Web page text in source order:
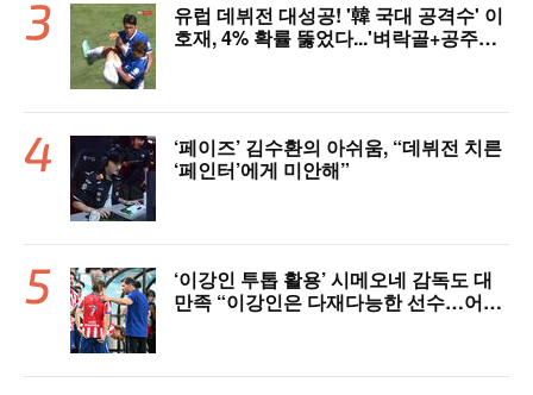
유럽 데뷔전 대성공! '韓 국대 공격수' 이
호재, 4% 확률 뚫었다...'벼락골+공주님
‘페이즈’ 김수환의 아쉬움, “데뷔전 치른
‘페인터’에게 미안해”
‘이강인 투톱 활용’ 시메오네 감독도 대
만족 “이강인은 다재다능한 선수…어떤